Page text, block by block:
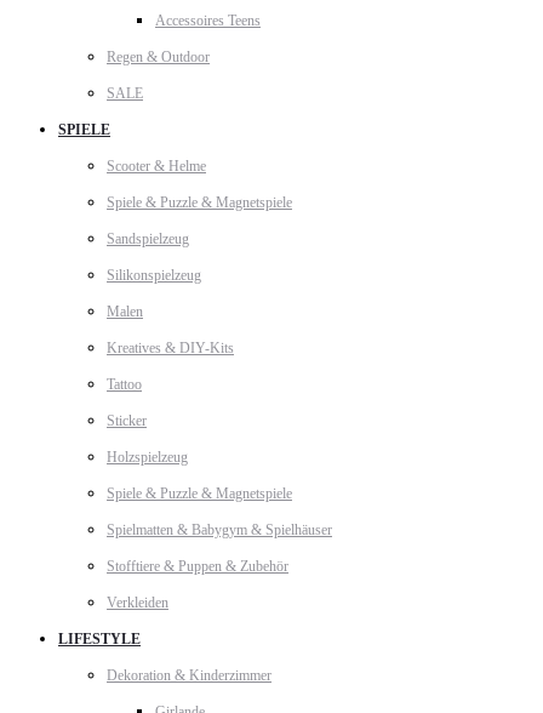
Accessoires Teens
Regen & Outdoor
SALE
SPIELE
Scooter & Helme
Spiele & Puzzle & Magnetspiele
Sandspielzeug
Silikonspielzeug
Malen
Kreatives & DIY-Kits
Tattoo
Sticker
Holzspielzeug
Spiele & Puzzle & Magnetspiele
Spielmatten & Babygym & Spielhäuser
Stofftiere & Puppen & Zubehör
Verkleiden
LIFESTYLE
Dekoration & Kinderzimmer